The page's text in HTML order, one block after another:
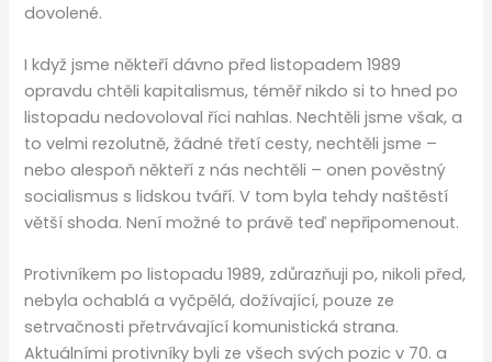
dovolené.
I když jsme někteří dávno před listopadem 1989
opravdu chtěli kapitalismus, téměř nikdo si to hned po
listopadu nedovoloval říci nahlas. Nechtěli jsme však, a
to velmi rezolutně, žádné třetí cesty, nechtěli jsme –
nebo alespoň někteří z nás nechtěli – onen pověstný
socialismus s lidskou tváří. V tom byla tehdy naštěstí
větší shoda. Není možné to právě teď nepřipomenout.
Protivníkem po listopadu 1989, zdůrazňuji po, nikoli před,
nebyla ochablá a vyčpělá, dožívající, pouze ze
setrvačnosti přetrvávající komunistická strana.
Aktuálními protivníky byli ze všech svých pozic v 70. a